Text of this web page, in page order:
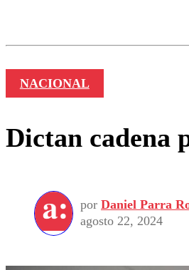
NACIONAL
Dictan cadena
por Daniel Parra
agosto 22, 2024